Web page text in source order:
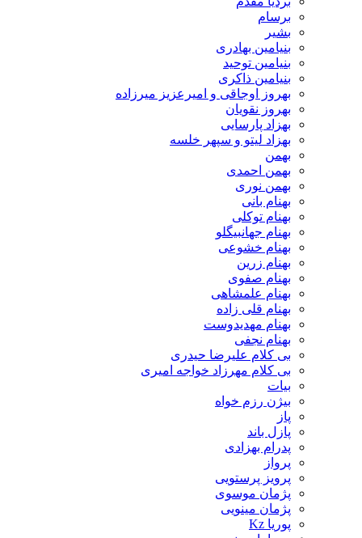
برسام
بشیر
بنیامین بهادری
بنیامین توحید
بنیامین ذاکری
بهروز اوجاقی و امیرعزیز میرزاده
بهروز نقویان
بهزاد پارسایی
بهزاد لیتو و سپهر خلسه
بهمن
بهمن احمدی
بهمن نوری
بهنام بانی
بهنام توکلی
بهنام جهانبیگلو
بهنام خشوعی
بهنام زرین
بهنام صفوی
بهنام علمشاهی
بهنام قلی زاده
بهنام مهدیدوست
بهنام نجفی
بی کلام علیرضا حیدری
بی کلام مهرزاد خواجه امیری
بیات
بیژن رزم خواه
پاز
پازل باند
پدرام بهزادی
پرواز
پرویز پرستویی
پژمان موسوی
پژمان مینویی
پوریا Kz